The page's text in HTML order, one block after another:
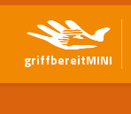
griffbereitMINI